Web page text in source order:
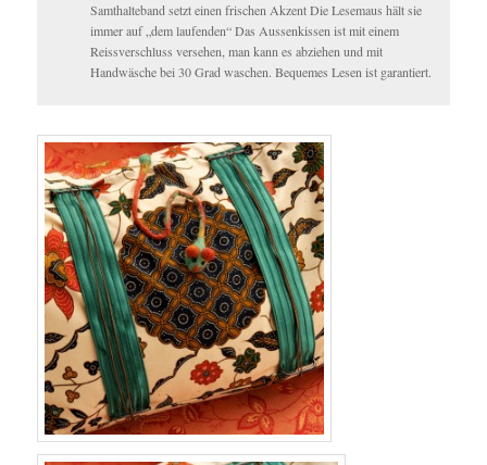
Samthalteband setzt einen frischen Akzent Die Lesemaus hält sie
immer auf „dem laufenden“ Das Aussenkissen ist mit einem
Reissverschluss versehen, man kann es abziehen und mit
Handwäsche bei 30 Grad waschen. Bequemes Lesen ist garantiert.